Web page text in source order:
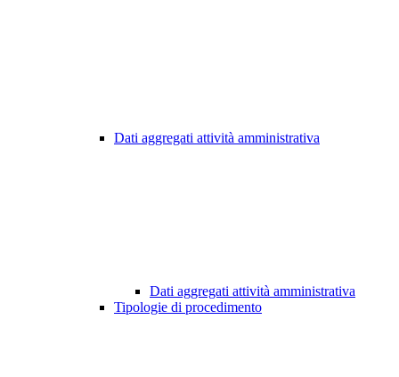
Dati aggregati attività amministrativa
Dati aggregati attività amministrativa
Tipologie di procedimento